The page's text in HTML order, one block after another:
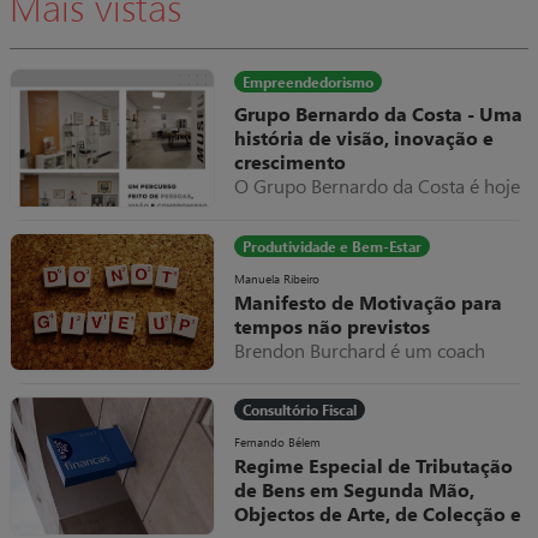
fatura do serviço prestado um
valor exorbitante, suponhamos
10.000€.
Empreendedorismo
Grupo Bernardo da Costa - Uma
história de visão, inovação e
crescimento
O Grupo Bernardo da Costa é hoje
de evolução empresarial em
Portugal, destacando-se pela sua
capacidade de adaptação,
diversificação e internacionalização
ao longo de mais de seis décadas
de atividade.
Produtividade e Bem-Estar
Manuela Ribeiro
Manifesto de Motivação para
tempos não previstos
Brendon Burchard é um coach
grata por todos os valiosos
conteúdos que partilhou e partilha
livremente.
Consultório Fiscal
Fernando Bélem
Regime Especial de Tributação
de Bens em Segunda Mão,
Objectos de Arte, de Colecção e